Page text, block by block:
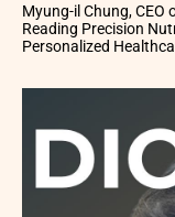
Myung-il Chung, CEO
Reading Precision
Personalized